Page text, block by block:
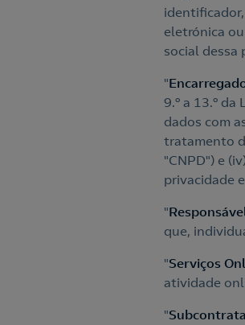
eletrónica
social dessa
"
9.º a 13.º
dados com
tratamento
"CNPD") e
privacidade
"
que,
"Serviços
atividade
"